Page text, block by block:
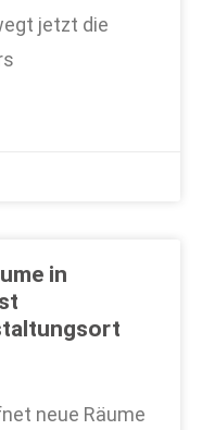
jetzt die
in
neue Räume